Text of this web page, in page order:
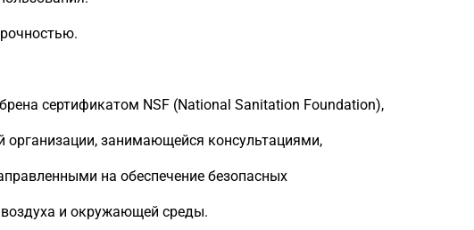
сертификатом NSF (National Sanitation Foundation),
организации, занимающейся консультациями,
на обеспечение безопасных
и окружающей среды.